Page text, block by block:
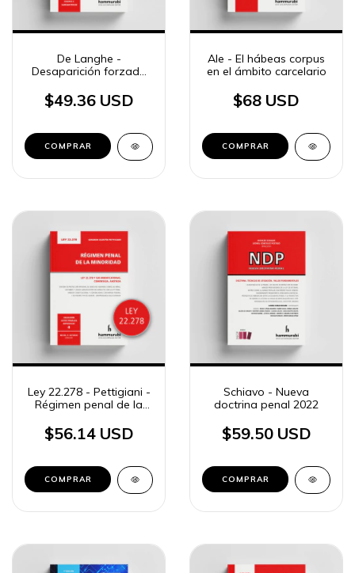
De Langhe -
Desaparición forzada
$49.36 USD
COMPRAR
Ale - El hábeas corpus
en el ámbito carcelario
$68 USD
COMPRAR
Ley 22.278 - Pettigiani -
Régimen penal de la
$56.14 USD
COMPRAR
Schiavo - Nueva
doctrina penal 2022
$59.50 USD
COMPRAR